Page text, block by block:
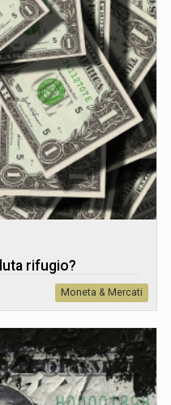
rifugio?
Moneta & Mercati